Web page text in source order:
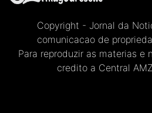
Copyright - Jornal da
comunicacao de
Para reproduzir as materias e
credito a Central